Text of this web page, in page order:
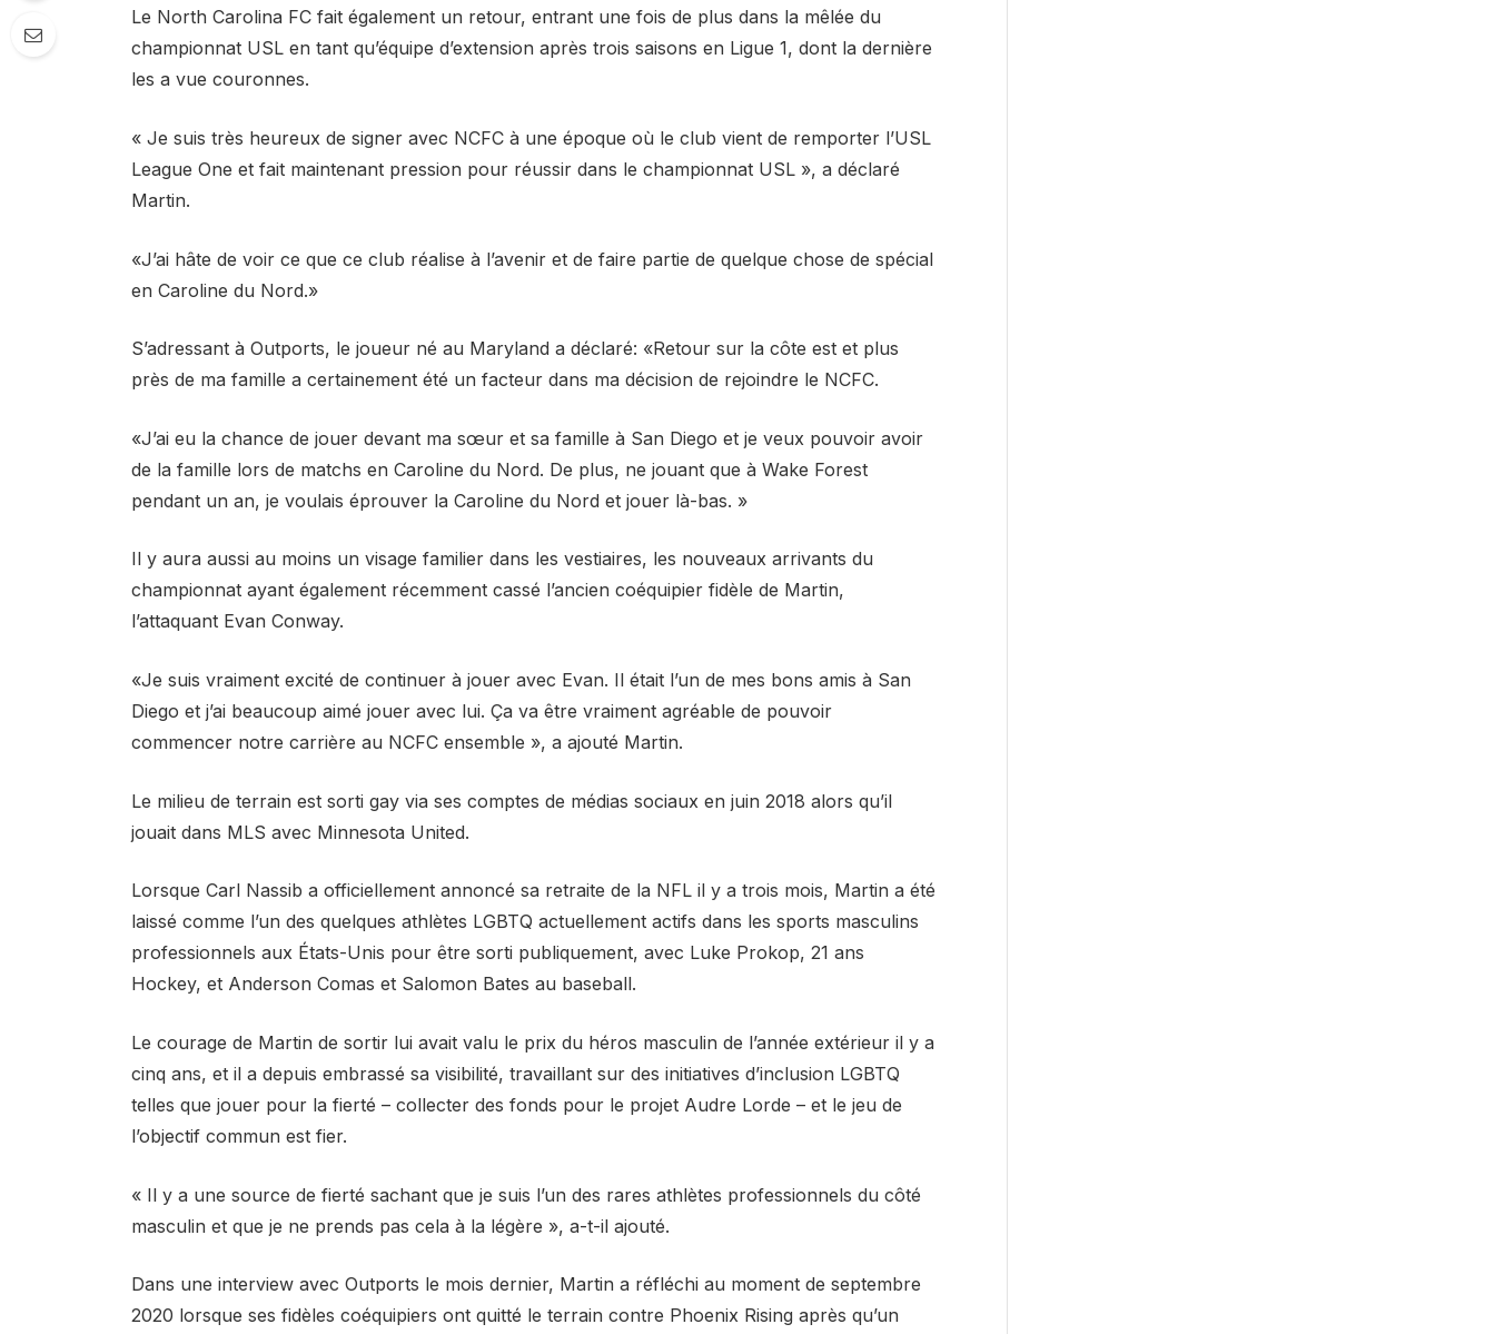
Le North Carolina FC fait également un retour, entrant une fois de plus dans la mêlée du
championnat USL en tant qu’équipe d’extension après trois saisons en Ligue 1, dont la dernière
les a vue couronnes.
« Je suis très heureux de signer avec NCFC à une époque où le club vient de remporter l’USL
League One et fait maintenant pression pour réussir dans le championnat USL », a déclaré
Martin.
«J’ai hâte de voir ce que ce club réalise à l’avenir et de faire partie de quelque chose de spécial
en Caroline du Nord.»
S’adressant à Outports, le joueur né au Maryland a déclaré: «Retour sur la côte est et plus
près de ma famille a certainement été un facteur dans ma décision de rejoindre le NCFC.
«J’ai eu la chance de jouer devant ma sœur et sa famille à San Diego et je veux pouvoir avoir
de la famille lors de matchs en Caroline du Nord. De plus, ne jouant que à Wake Forest
pendant un an, je voulais éprouver la Caroline du Nord et jouer là-bas. »
Il y aura aussi au moins un visage familier dans les vestiaires, les nouveaux arrivants du
championnat ayant également récemment cassé l’ancien coéquipier fidèle de Martin,
l’attaquant Evan Conway.
«Je suis vraiment excité de continuer à jouer avec Evan. Il était l’un de mes bons amis à San
Diego et j’ai beaucoup aimé jouer avec lui. Ça va être vraiment agréable de pouvoir
commencer notre carrière au NCFC ensemble », a ajouté Martin.
Le milieu de terrain est sorti gay via ses comptes de médias sociaux en juin 2018 alors qu’il
jouait dans MLS avec Minnesota United.
Lorsque Carl Nassib a officiellement annoncé sa retraite de la NFL il y a trois mois, Martin a été
laissé comme l’un des quelques athlètes LGBTQ actuellement actifs dans les sports masculins
professionnels aux États-Unis pour être sorti publiquement, avec Luke Prokop, 21 ans
Hockey, et Anderson Comas et Salomon Bates au baseball.
Le courage de Martin de sortir lui avait valu le prix du héros masculin de l’année extérieur il y a
cinq ans, et il a depuis embrassé sa visibilité, travaillant sur des initiatives d’inclusion LGBTQ
telles que jouer pour la fierté – collecter des fonds pour le projet Audre Lorde – et le jeu de
l’objectif commun est fier.
« Il y a une source de fierté sachant que je suis l’un des rares athlètes professionnels du côté
masculin et que je ne prends pas cela à la légère », a-t-il ajouté.
Dans une interview avec Outports le mois dernier, Martin a réfléchi au moment de septembre
2020 lorsque ses fidèles coéquipiers ont quitté le terrain contre Phoenix Rising après qu’un